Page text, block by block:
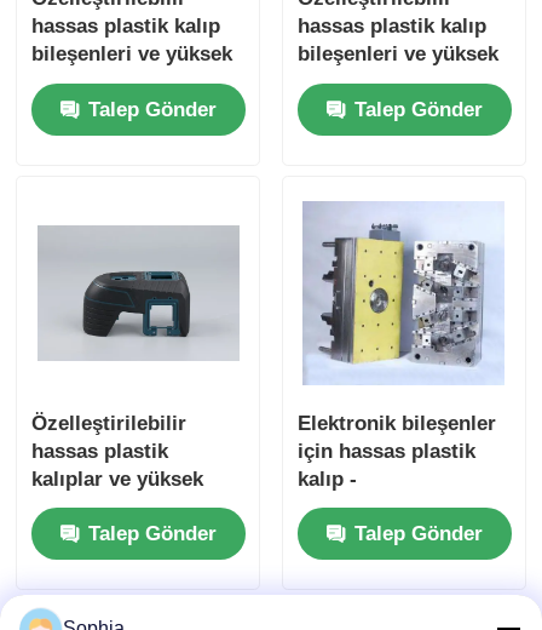
Otomotiv enjeksiyon kalıbı
Çift atış enjeksiyon kalıplama
Tıbbi Enjeksiyon Kalıplaması
Çoklu boşluklu Enjeksiyon Kalıplaması
Elektronik Enjeksiyon Kalıplama
Yüksek Sıcaklık Enjeksiyon Kalıplama
hassas plastik kalıp
bileşenleri ve yüksek
performanslı
enjeksiyon kalıp
bileşenleri
Talep Gönder
hassas plastik kalıp
bileşenleri ve yüksek
performanslı
enjeksiyon kalıp
parçaları
Talep Gönder
Özelleştirilebilir
hassas plastik
kalıplar ve yüksek
performanslı
enjeksiyon kalıp
bileşenleri
Talep Gönder
Elektronik bileşenler
için hassas plastik
kalıp -
özelleştirilebilir
enjeksiyon kalıbı
Talep Gönder